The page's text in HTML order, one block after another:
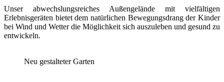
Unser abwechslungsreiches Außengelände mit vielfältigen
Erlebnisgeräten bietet dem natürlichen Bewegungsdrang der Kinder
bei Wind und Wetter die Möglichkeit sich auszuleben und gesund zu
entwickeln.
Neu gestalteter Garten